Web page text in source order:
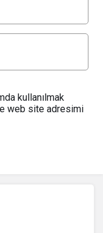
kullanılmak
web site adresimi